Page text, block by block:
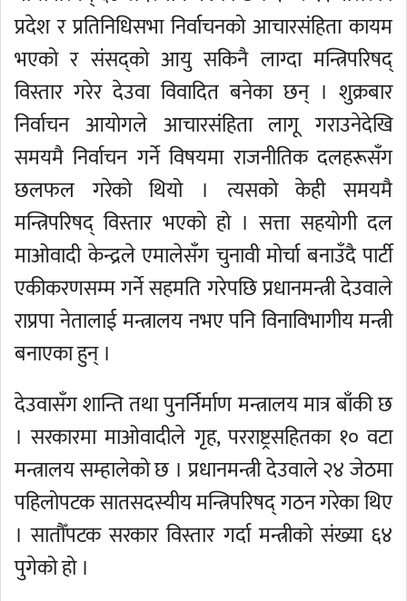
प्रदेश र प्रतिनिधिसभा निर्वाचनको आचारसंहिता कायम
भएको र संसद्को आयु सकिनै लाग्दा मन्त्रिपरिषद्
विस्तार गरेर देउवा विवादित बनेका छन् । शुक्रबार
निर्वाचन आयोगले आचारसंहिता लागू गराउनेदेखि
समयमै निर्वाचन गर्ने विषयमा राजनीतिक दलहरूसँग
छलफल गरेको थियो । त्यसको केही समयमै
मन्त्रिपरिषद् विस्तार भएको हो । सत्ता सहयोगी दल
माओवादी केन्द्रले एमालेसँग चुनावी मोर्चा बनाउँदै पार्टी
एकीकरणसम्म गर्ने सहमति गरेपछि प्रधानमन्त्री देउवाले
राप्रपा नेतालाई मन्त्रालय नभए पनि विनाविभागीय मन्त्री
बनाएका हुन् ।
देउवासँग शान्ति तथा पुनर्निर्माण मन्त्रालय मात्र बाँकी छ
। सरकारमा माओवादीले गृह, परराष्ट्रसहितका १० वटा
मन्त्रालय सम्हालेको छ । प्रधानमन्त्री देउवाले २४ जेठमा
पहिलोपटक सातसदस्यीय मन्त्रिपरिषद् गठन गरेका थिए
। सातौँपटक सरकार विस्तार गर्दा मन्त्रीको संख्या ६४
पुगेको हो ।